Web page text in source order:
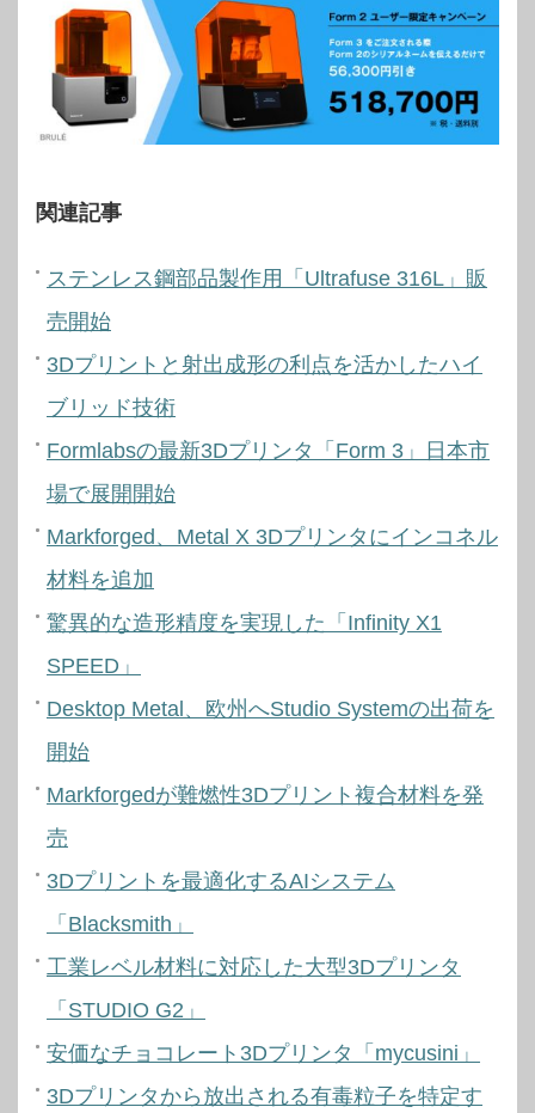
関連記事
ステンレス鋼部品製作用「Ultrafuse 316L」販
売開始
3Dプリントと射出成形の利点を活かしたハイ
ブリッド技術
Formlabsの最新3Dプリンタ「Form 3」日本市
場で展開開始
Markforged、Metal X 3Dプリンタにインコネル
材料を追加
驚異的な造形精度を実現した「Infinity X1
SPEED」
Desktop Metal、欧州へStudio Systemの出荷を
開始
Markforgedが難燃性3Dプリント複合材料を発
売
3Dプリントを最適化するAIシステム
「Blacksmith」
工業レベル材料に対応した大型3Dプリンタ
「STUDIO G2」
安価なチョコレート3Dプリンタ「mycusini」
3Dプリンタから放出される有毒粒子を特定す